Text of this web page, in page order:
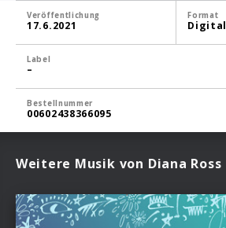
Veröffentlichung
17.6.2021
Format
Digital
Label
–
Bestellnummer
00602438366095
Weitere Musik von Diana Ross